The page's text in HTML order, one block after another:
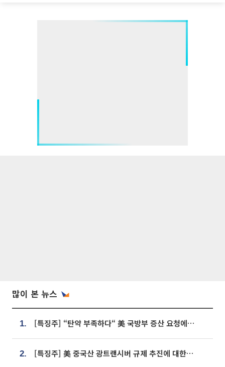
많이 본 뉴스
1. [특징주] “탄약 부족하다“ 美 국방부 증산 요청에⋯국내 방산주 급등세
2. [특징주] 美 중국산 광트랜시버 규제 추진에 대한광통신 등 광통신株 강세